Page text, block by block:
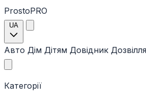
ProstoPRO
UA
Авто Дім Дітям Довідник Дозвілля
Категорії